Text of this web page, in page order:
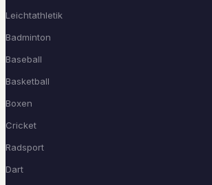
Leichtathletik
Badminton
Baseball
Basketball
Boxen
Cricket
Radsport
Dart